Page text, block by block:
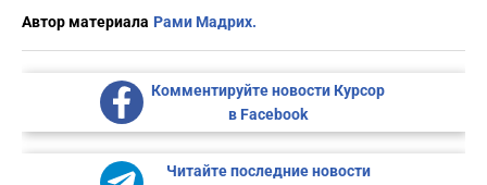
Автор материала Рами Мадрих.
Комментируйте новости Курсор
в Facebook
Читайте последние новости